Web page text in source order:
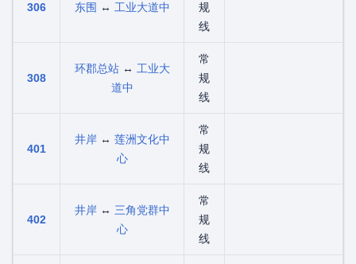
306 东围 ↔ 工业大道中
规
线
308
环郡总站↔ 工业大
道中
常
规
线
401
井岸↔ 莲洲文化中
心
常
规
线
402
井岸↔ 三角党群中
心
常
规
线